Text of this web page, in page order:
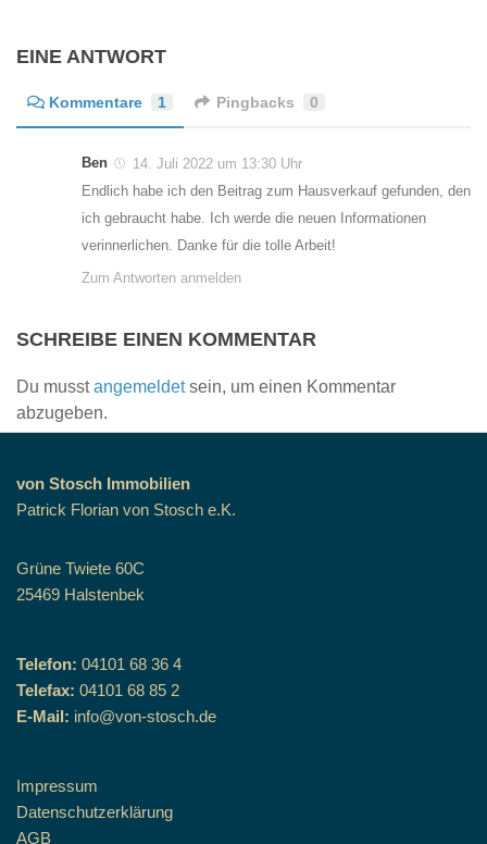
EINE ANTWORT
Kommentare 1 Pingbacks 0
Ben
14. Juli 2022 um 13:30 Uhr
Endlich habe ich den Beitrag zum Hausverkauf gefunden, den
ich gebraucht habe. Ich werde die neuen Informationen
verinnerlichen. Danke für die tolle Arbeit!
Zum Antworten anmelden
SCHREIBE EINEN KOMMENTAR
Du musstangemeldetsein, um einen Kommentar
abzugeben.
von Stosch Immobilien
Patrick Florian von Stosch e.K.
Grüne Twiete 60C
25469 Halstenbek
Telefon: 04101 68 36 4
Telefax: 04101 68 85 2
E-Mail: info@von-stosch.de
Impressum
Datenschutzerklärung
AGB